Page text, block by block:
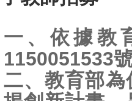
一、依據教
1150051533
二、教育部